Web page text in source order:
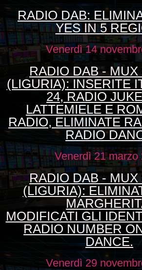
RADIO DAB:
YES IN 5
Venerdì 14
RADIO DAB - MUX
(LIGURIA): INSERITE
24, RADIO
LATTEMIELE E
RADIO, ELIMINATE
RADIO
Venerdì 21 marzo
RADIO DAB - MUX
(LIGURIA):
MODIFICATI GLI
RADIO NUMBER
DANCE.
Venerdì 29